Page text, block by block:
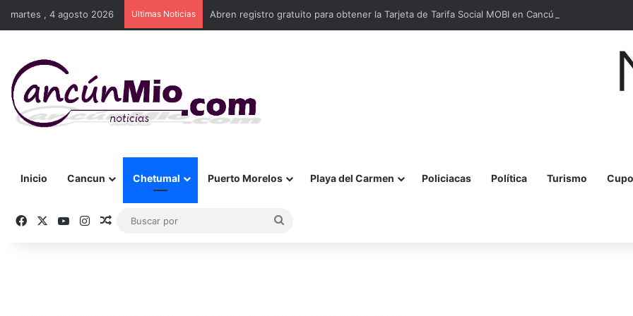
martes , 4 agosto 2026 Ultimas Noticias Abren registro gratuito para obtener la Tarjeta de Tarifa Social MOBI en Cancún
Inicio Cancun Chetumal Puerto Morelos Playa del Carmen Policiacas Política Turismo
Facebook YouTubeInstagramPublicación al azar